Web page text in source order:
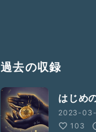
過去の収録
はじめ
2023-03-
103